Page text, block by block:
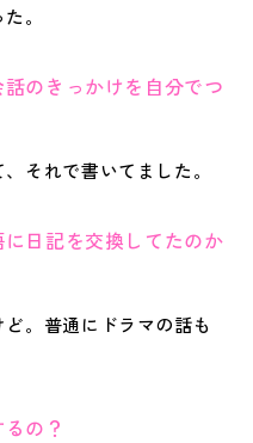
。
のきっかけを自分でつ
それで書いてました。
日記を交換してたのか
。普通にドラマの話も
の？